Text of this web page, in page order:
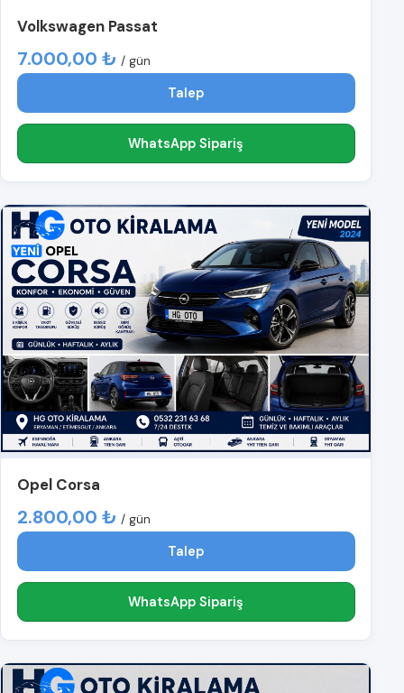
Volkswagen Passat
7.000,00 ₺ / gün
Talep
WhatsApp Sipariş
Opel Corsa
2.800,00 ₺ / gün
Talep
WhatsApp Sipariş